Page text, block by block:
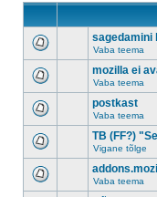
sagedamini
Vaba teema
mozilla ei
Vaba teema
postkast
Vaba teema
TB (FF?)
Vigane tõlge
Vaba teema